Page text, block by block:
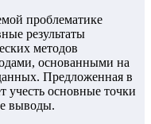
проблематике
результаты
методов
основанными на
Предложенная в
учесть основные точки
выводы.